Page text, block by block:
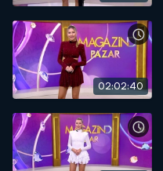
02:02:40